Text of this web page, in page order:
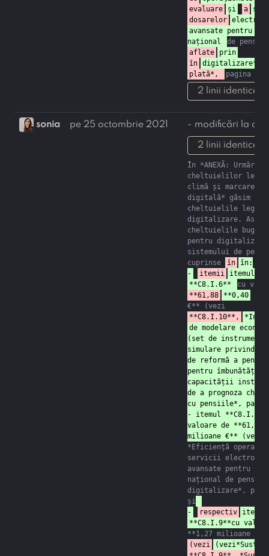
evaluare
și a
dosarelor
avansate pentru
național
aflate
prin
în digitalizare*,
plată*,
pagina
2 linii identice
sonia pe 25 octombrie 2021 - modificări la
2 linii identice
În *ANEXĂ:
cheltuielilor
climă și marcarea
digitală* găsim
cheltuielile legate
digitalizare.
cheltuielile
pentru
sistemului de
cuprinse
în
în:
-
itemii
itemul
**C8.I.6**
**61,88
**0,40
**C8.I.10**,
de modelare
(set de instrumente
simulare privind
de reformă a
pentru
capacității
de a prognoza
cu pensiile*,
- itemul
valoare de **61,88
*Eficiență
servicii
avansate pentru
național de pensii
digitalizare*,
și
-
respectiv itemul
(vezi